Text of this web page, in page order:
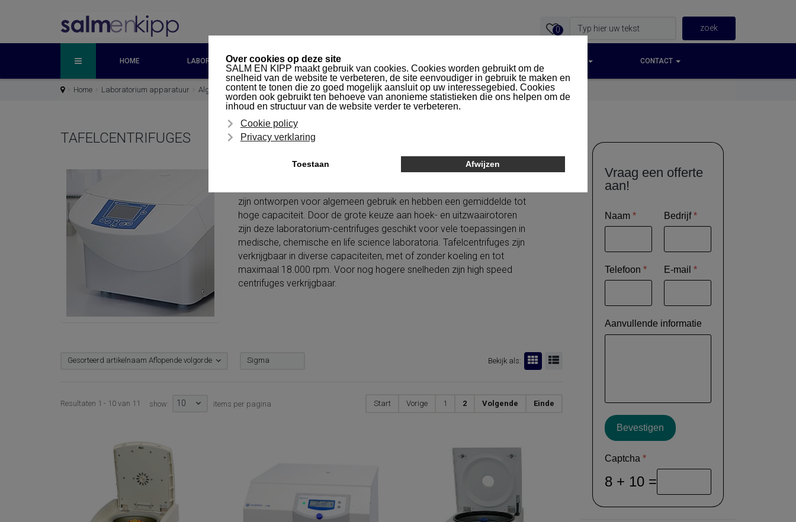
0
HOME LABORATORIUM APPARATUUR CONTACT
Home Laboratorium apparatuur Algemene labapparatuur Centrifuges lab Tafelcentrifuges
TAFELCENTRIFUGES
zijn ontworpen voor algemeen gebruik en hebben een gemiddelde tot
hoge capaciteit. Door de grote keuze aan hoek- en uitzwaairotoren
zijn deze laboratorium-centrifuges geschikt voor vele toepassingen in
medische, chemische en life science laboratoria. Tafelcentrifuges zijn
verkrijgbaar in diverse capaciteiten, met of zonder koeling en tot
maximaal 18.000 rpm. Voor nog hogere snelheden zijn high speed
centrifuges verkrijgbaar.
Bekijk als:
Gesorteerd artikelnaam Aflopende volgorde Sigma
Resultaten 1 - 10 van 11 show: 10 items per pagina Start Vorige 1 2 Volgende Einde
Vraag een offerte
aan!
Naam * Bedrijf*
Telefoon * E-mail *
Aanvullende informatie
Bevestigen
Captcha *
8 + 10 =